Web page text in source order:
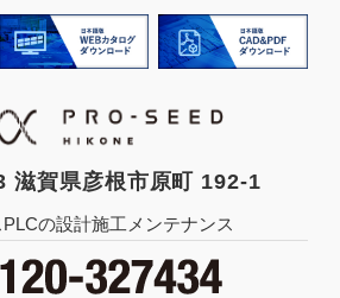
滋賀県彦根市原町 192-1
の設計施工メンテナンス